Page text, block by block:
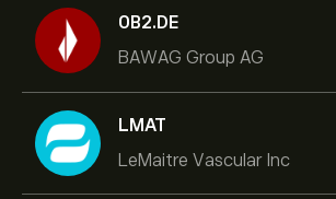
0B2.DE
BAWAG Group AG
LMAT
LeMaitre Vascular Inc